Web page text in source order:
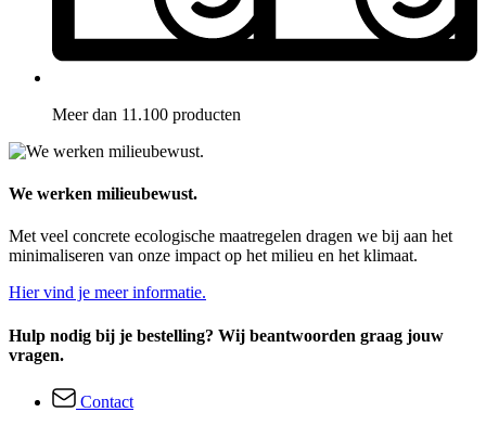
Meer dan 11.100 producten
We werken milieubewust.
Met veel concrete ecologische maatregelen dragen we bij aan het
minimaliseren van onze impact op het milieu en het klimaat.
Hier vind je meer informatie.
Hulp nodig bij je bestelling? Wij beantwoorden graag jouw
vragen.
Contact